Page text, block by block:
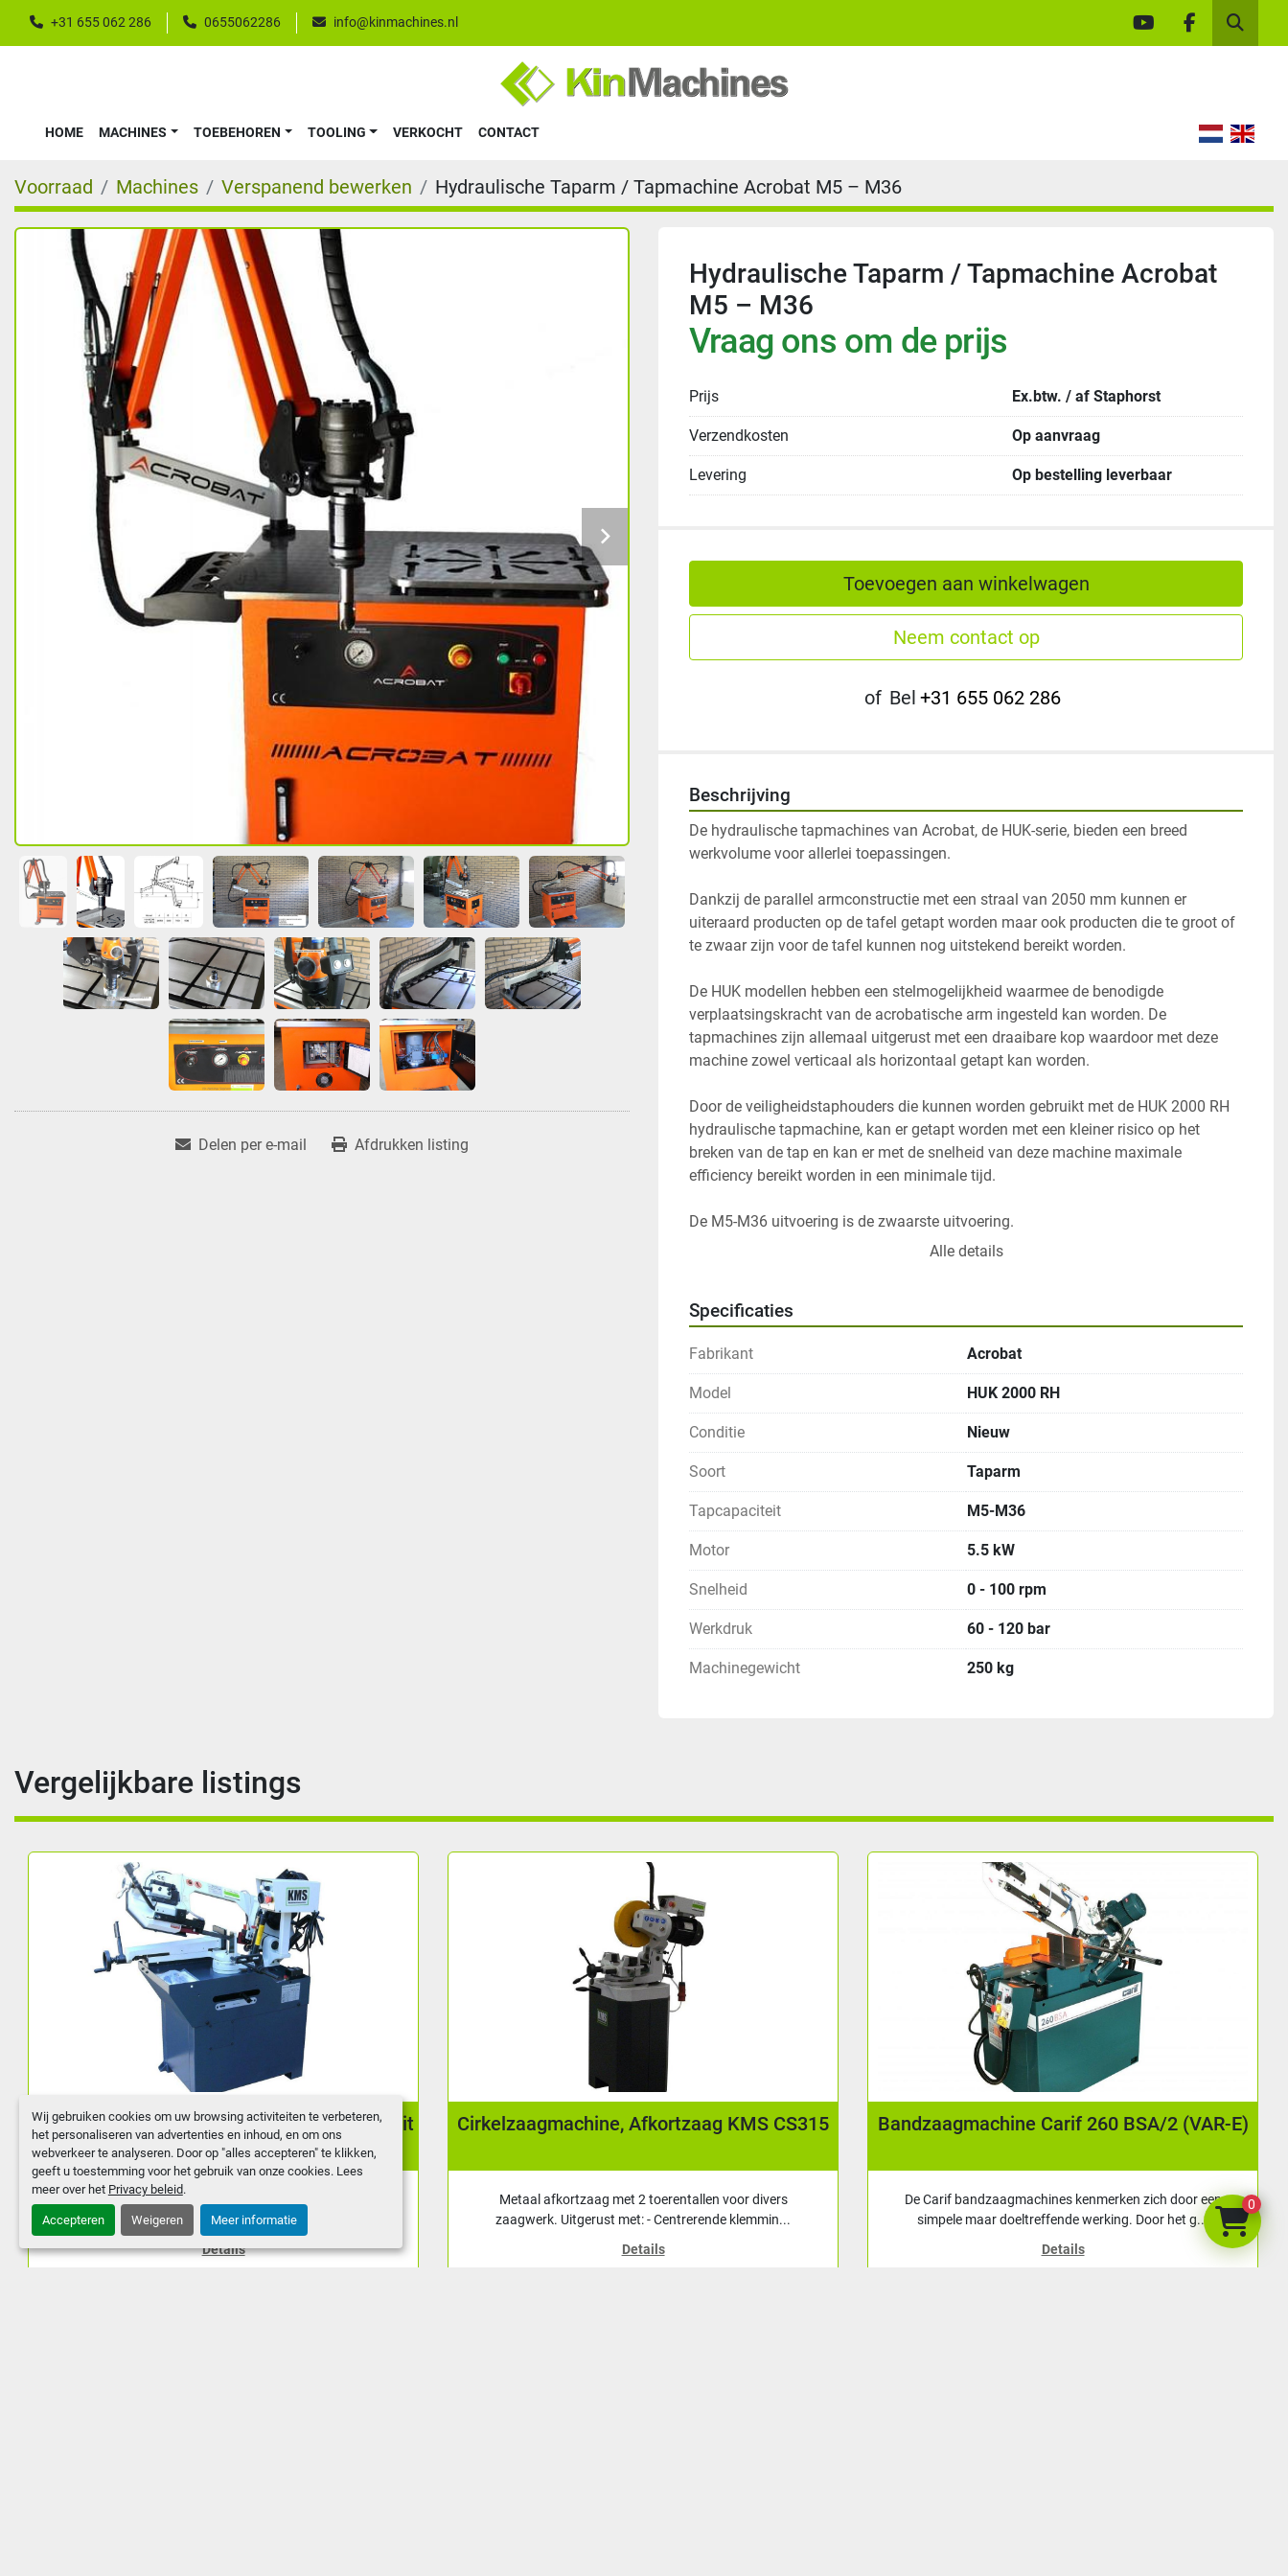
Wij gebruiken cookies om uw browsing activiteiten te verbeteren,
het personaliseren van advertenties en inhoud, en om ons
webverkeer te analyseren. Door op "alles accepteren" te klikken,
geeft u toestemming voor het gebruik van onze cookies. Lees
meer over het Privacy beleid.
Accepteren Weigeren Meer informatie
+31 655 062 286 0655062286 info@kinmachines.nl
youtubefacebook
Zoek
HOME MACHINES TOEBEHOREN TOOLING VERKOCHT CONTACT
Voorraad Machines Verspanend bewerken Hydraulische Taparm / Tapmachine Acrobat M5 – M36
Delen per e-mail Afdrukken listing
Hydraulische Taparm / Tapmachine Acrobat
M5 – M36
Vraag ons om de prijs
Prijs Ex.btw. / af Staphorst
Verzendkosten Op aanvraag
Levering Op bestelling leverbaar
Toevoegen aan winkelwagen
Neem contact op
of Bel +31 655 062 286
Beschrijving
De hydraulische tapmachines van Acrobat, de HUK-serie, bieden een breed
werkvolume voor allerlei toepassingen.
Dankzij de parallel armconstructie met een straal van 2050 mm kunnen er
uiteraard producten op de tafel getapt worden maar ook producten die te groot of
te zwaar zijn voor de tafel kunnen nog uitstekend bereikt worden.
De HUK modellen hebben een stelmogelijkheid waarmee de benodigde
verplaatsingskracht van de acrobatische arm ingesteld kan worden. De
tapmachines zijn allemaal uitgerust met een draaibare kop waardoor met deze
machine zowel verticaal als horizontaal getapt kan worden.
Door de veiligheidstaphouders die kunnen worden gebruikt met de HUK 2000 RH
hydraulische tapmachine, kan er getapt worden met een kleiner risico op het
breken van de tap en kan er met de snelheid van deze machine maximale
efficiency bereikt worden in een minimale tijd.
De M5-M36 uitvoering is de zwaarste uitvoering.
Met de instelmogelijkheid van de snelheid tussen de 0 en 100 rpm is deze
Let op: Machine wordt standaard geleverd zonder taphouders en zonder olie
Machine is niet uit voorraad leverbaar.
KLIK HIER
Alle details
Specificaties
Fabrikant Acrobat
Model HUK 2000 RH
Conditie Nieuw
Soort Taparm
Tapcapaciteit M5-M36
Motor 5.5 kW
Snelheid 0 - 100 rpm
Werkdruk 60 - 120 bar
Machinegewicht 250 kg
Vergelijkbare listings
Bandzaagmachine KMS BS-260G, Capaciteit
Ø225mm.
Nieuwe bandzaagmachine. Capaciteit: 90 gr.: Ø 225 / vk
220 / rechth. 260 x 110 mm 45 gr.: Ø 150 ...
Details
Cirkelzaagmachine, Afkortzaag KMS CS315
Metaal afkortzaag met 2 toerentallen voor divers
zaagwerk. Uitgerust met: - Centrerende klemmin...
Details
Bandzaagmachine Carif 260 BSA/2 (VAR-E)
De Carif bandzaagmachines kenmerken zich door een
simpele maar doeltreffende werking. Door het g...
Details
0